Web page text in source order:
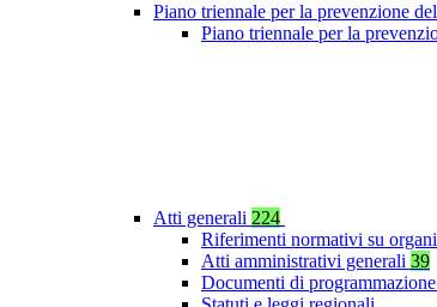
Piano triennale per la prevenzione
Piano triennale per la
Atti generali 224
Riferimenti normativi su
Atti amministrativi generali 39
Documenti di